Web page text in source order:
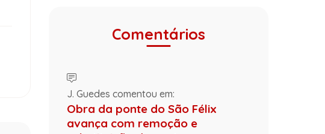
Comentários
J. Guedes comentou em:
Obra da ponte do São Félix
avança com remoção e